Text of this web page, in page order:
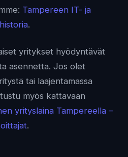
Tampereen IT- ja
.
yritykset hyödyntävät
asennetta. Jos olet
tai laajentamassa
myös kattavaan
yrityslaina Tampereella –
.